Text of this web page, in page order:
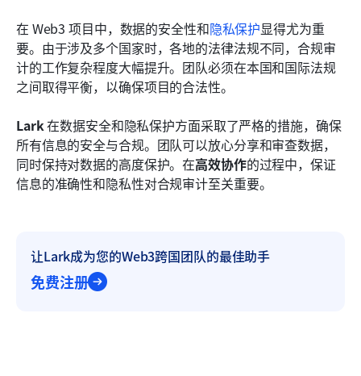
在 Web3 项目中，数据的安全性和隐私保护显得尤为重
要。由于涉及多个国家时，各地的法律法规不同，合规审
计的工作复杂程度大幅提升。团队必须在本国和国际法规
之间取得平衡，以确保项目的合法性。
Lark 在数据安全和隐私保护方面采取了严格的措施，确保
所有信息的安全与合规。团队可以放心分享和审查数据，
同时保持对数据的高度保护。在高效协作的过程中，保证
信息的准确性和隐私性对合规审计至关重要。
让Lark成为您的Web3跨国团队的最佳助手
免费注册